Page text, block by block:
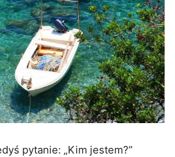
pytanie: „Kim jestem?”